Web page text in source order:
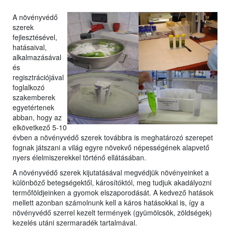
A növényvédő
szerek
fejlesztésével,
hatásaival,
alkalmazásával
és
regisztrációjával
foglalkozó
szakemberek
egyetértenek
abban, hogy az
elkövetkező 5-10
évben a növényvédő szerek továbbra is meghatározó szerepet
fognak játszani a világ egyre növekvő népességének alapvető
nyers élelmiszerekkel történő ellátásában.
A növényvédő szerek kijutatásával megvédjük növényeinket a
különböző betegségektől, károsítóktól, meg tudjuk akadályozni
termőföldjeinken a gyomok elszaporodását. A kedvező hatások
mellett azonban számolnunk kell a káros hatásokkal is, így a
növényvédő szerrel kezelt termények (gyümölcsök, zöldségek)
kezelés utáni szermaradék tartalmával.